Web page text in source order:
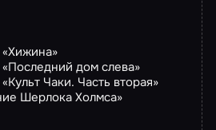
дом слева»
Чаки. Часть вторая»
Шерлока Холмса»